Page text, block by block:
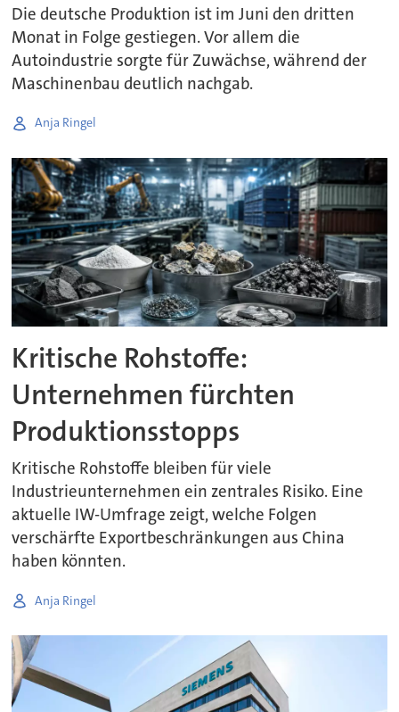
Die deutsche Produktion ist im Juni den dritten
Monat in Folge gestiegen. Vor allem die
Autoindustrie sorgte für Zuwächse, während der
Maschinenbau deutlich nachgab.
Anja Ringel
Kritische Rohstoffe:
Unternehmen fürchten
Produktionsstopps
Kritische Rohstoffe bleiben für viele
Industrieunternehmen ein zentrales Risiko. Eine
aktuelle IW-Umfrage zeigt, welche Folgen
verschärfte Exportbeschränkungen aus China
haben könnten.
Anja Ringel